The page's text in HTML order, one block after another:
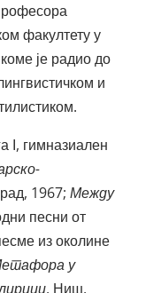
факултету у
је радио до
и
І, гимназиален
1967; Между
песни от
из околине
у
, Ниш,